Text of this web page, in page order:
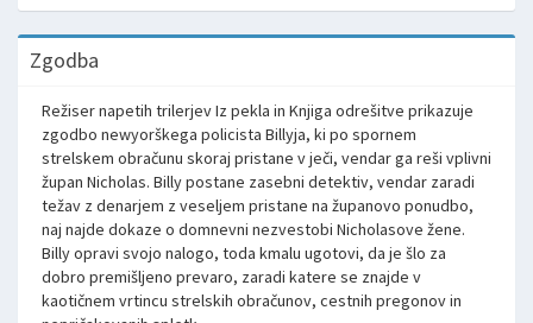
Zgodba
Režiser napetih trilerjev Iz pekla in Knjiga odrešitve prikazuje
zgodbo newyorškega policista Billyja, ki po spornem
strelskem obračunu skoraj pristane v ječi, vendar ga reši vplivni
župan Nicholas. Billy postane zasebni detektiv, vendar zaradi
težav z denarjem z veseljem pristane na županovo ponudbo,
naj najde dokaze o domnevni nezvestobi Nicholasove žene.
Billy opravi svojo nalogo, toda kmalu ugotovi, da je šlo za
dobro premišljeno prevaro, zaradi katere se znajde v
kaotičnem vrtincu strelskih obračunov, cestnih pregonov in